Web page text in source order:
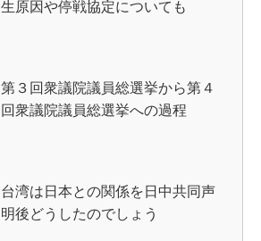
生原因や停戦協定についても
第３回衆議院議員総選挙から第４
回衆議院議員総選挙への過程
台湾は日本との関係を日中共同声
明後どうしたのでしょう